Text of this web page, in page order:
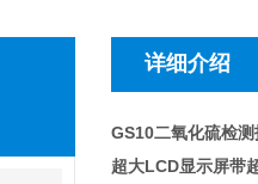
详细介绍
GS10二氧化硫检
超大LCD显示屏带